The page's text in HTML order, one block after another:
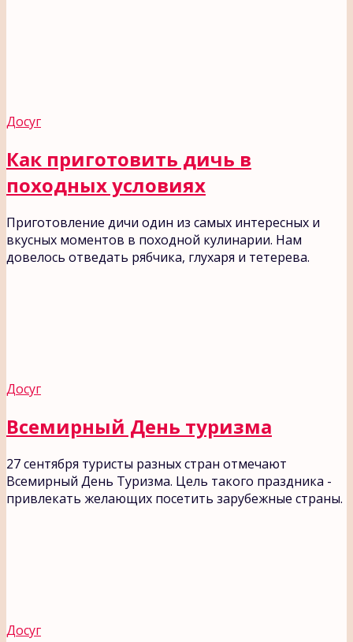
Досуг
Как приготовить дичь в
походных условиях
Приготовление дичи один из самых интересных и
вкусных моментов в походной кулинарии. Нам
довелось отведать рябчика, глухаря и тетерева.
Досуг
Всемирный День туризма
27 сентября туристы разных стран отмечают
Всемирный День Туризма. Цель такого праздника -
привлекать желающих посетить зарубежные страны.
Досуг